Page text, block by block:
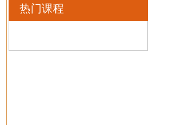
热门课程